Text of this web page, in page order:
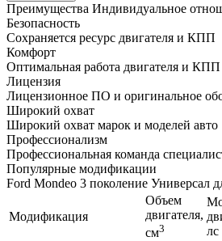
Преимущества Индивидуальное
Безопасность
Сохраняется ресурс двигателя и КПП
Комфорт
Оптимальная работа двигателя и КПП
Лицензия
Лицензионное ПО и оригинальное
Широкий охват
Широкий охват марок и моделей авто
Профессионализм
Профессиональная команда
Популярные модификации
Ford Mondeo 3 поколение Универсал
Модификация
Объем
двигателя,
см3
лс